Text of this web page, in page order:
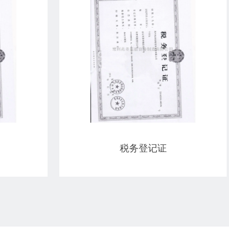
税务登记证